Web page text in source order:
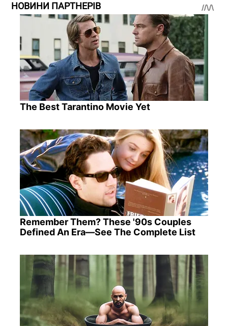
НОВИНИ ПАРТНЕРІВ
The Best Tarantino Movie Yet
Remember Them? These '90s Couples
Defined An Era—See The Complete List